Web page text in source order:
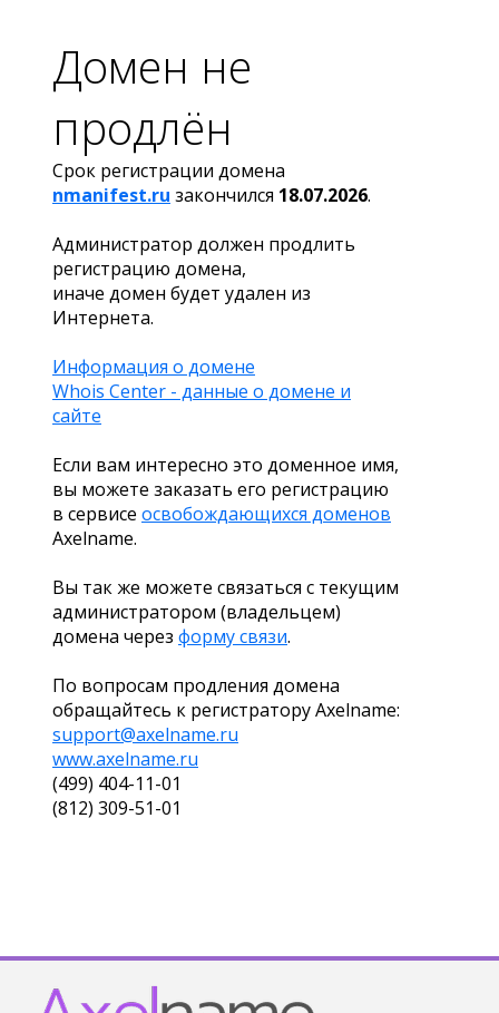
Домен не
продлён
Срок регистрации домена
nmanifest.ru закончился 18.07.2026.
Администратор должен продлить
регистрацию домена,
иначе домен будет удален из
Интернета.
Информация о домене
Whois Center - данные о домене и
сайте
Если вам интересно это доменное имя,
вы можете заказать его регистрацию
в сервисе освобождающихся доменов
Axelname.
Вы так же можете связаться с текущим
администратором (владельцем)
домена через форму связи.
По вопросам продления домена
обращайтесь к регистратору Axelname:
support@axelname.ru
www.axelname.ru
(499) 404-11-01
(812) 309-51-01